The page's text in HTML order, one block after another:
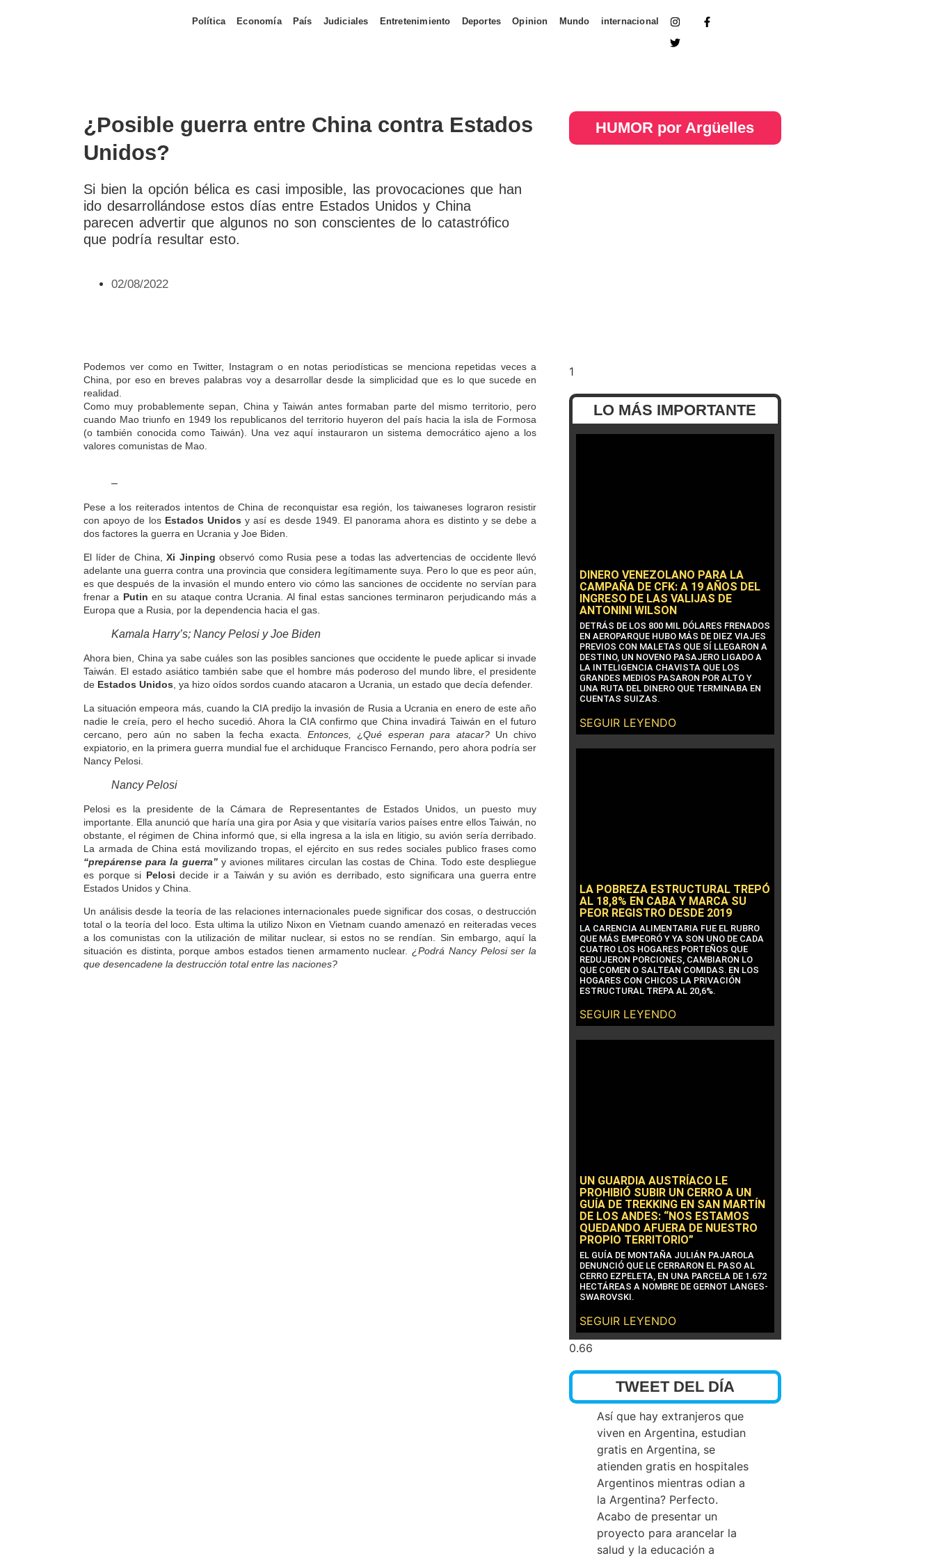
Política Economía País Judiciales Entretenimiento Deportes Opinion Mundo internacional
¿Posible guerra entre China contra Estados
Unidos?
Si bien la opción bélica es casi imposible, las provocaciones que han
ido desarrollándose estos días entre Estados Unidos y China
parecen advertir que algunos no son conscientes de lo catastrófico
que podría resultar esto.
02/08/2022
Podemos ver como en Twitter, Instagram o en notas periodísticas se menciona repetidas veces a
China, por eso en breves palabras voy a desarrollar desde la simplicidad que es lo que sucede en
realidad.
Como muy probablemente sepan, China y Taiwán antes formaban parte del mismo territorio, pero
cuando Mao triunfo en 1949 los republicanos del territorio huyeron del país hacia la isla de Formosa
(o también conocida como Taiwán). Una vez aquí instauraron un sistema democrático ajeno a los
valores comunistas de Mao.
–
Pese a los reiterados intentos de China de reconquistar esa región, los taiwaneses lograron resistir
con apoyo de los Estados Unidos y así es desde 1949. El panorama ahora es distinto y se debe a
dos factores la guerra en Ucrania y Joe Biden.
El líder de China,Xi Jinping observó como Rusia pese a todas las advertencias de occidente llevó
adelante una guerra contra una provincia que considera legítimamente suya. Pero lo que es peor aún,
es que después de la invasión el mundo entero vio cómo las sanciones de occidente no servían para
frenar a Putin en su ataque contra Ucrania. Al final estas sanciones terminaron perjudicando más a
Europa que a Rusia, por la dependencia hacia el gas.
Kamala Harry’s; Nancy Pelosi y Joe Biden
Ahora bien, China ya sabe cuáles son las posibles sanciones que occidente le puede aplicar si invade
Taiwán. El estado asiático también sabe que el hombre más poderoso del mundo libre, el presidente
de Estados Unidos , ya hizo oídos sordos cuando atacaron a Ucrania, un estado que decía defender.
La situación empeora más, cuando la CIA predijo la invasión de Rusia a Ucrania en enero de este año
nadie le creía, pero el hecho sucedió. Ahora la CIA confirmo que China invadirá Taiwán en el futuro
cercano, pero aún no saben la fecha exacta. Entonces, ¿Qué esperan para atacar?Un chivo
expiatorio, en la primera guerra mundial fue el archiduque Francisco Fernando, pero ahora podría ser
Nancy Pelosi.
Nancy Pelosi
Pelosi es la presidente de la Cámara de Representantes de Estados Unidos, un puesto muy
importante. Ella anunció que haría una gira por Asia y que visitaría varios países entre ellos Taiwán, no
obstante, el régimen de China informó que, si ella ingresa a la isla en litigio, su avión sería derribado.
La armada de China está movilizando tropas, el ejército en sus redes sociales publico frases como
“prepárense para la guerra” y aviones militares circulan las costas de China. Todo este despliegue
es porque si Pelosi decide ir a Taiwán y su avión es derribado, esto significara una guerra entre
Estados Unidos y China.
Un análisis desde la teoría de las relaciones internacionales puede significar dos cosas, o destrucción
total o la teoría del loco. Esta ultima la utilizo Nixon en Vietnam cuando amenazó en reiteradas veces
a los comunistas con la utilización de militar nuclear, si estos no se rendían. Sin embargo, aquí la
situación es distinta, porque ambos estados tienen armamento nuclear.¿Podrá Nancy Pelosi ser la
que desencadene la destrucción total entre las naciones?
HUMOR por Argüelles​
LO MÁS IMPORTANTE
DINERO VENEZOLANO PARA LA
CAMPAÑA DE CFK: A 19 AÑOS DEL
INGRESO DE LAS VALIJAS DE
ANTONINI WILSON
DETRÁS DE LOS 800 MIL DÓLARES FRENADOS
EN AEROPARQUE HUBO MÁS DE DIEZ VIAJES
PREVIOS CON MALETAS QUE SÍ LLEGARON A
DESTINO, UN NOVENO PASAJERO LIGADO A
LA INTELIGENCIA CHAVISTA QUE LOS
GRANDES MEDIOS PASARON POR ALTO Y
UNA RUTA DEL DINERO QUE TERMINABA EN
CUENTAS SUIZAS.
SEGUIR LEYENDO
LA POBREZA ESTRUCTURAL TREPÓ
AL 18,8% EN CABA Y MARCA SU
PEOR REGISTRO DESDE 2019
LA CARENCIA ALIMENTARIA FUE EL RUBRO
QUE MÁS EMPEORÓ Y YA SON UNO DE CADA
CUATRO LOS HOGARES PORTEÑOS QUE
REDUJERON PORCIONES, CAMBIARON LO
QUE COMEN O SALTEAN COMIDAS. EN LOS
HOGARES CON CHICOS LA PRIVACIÓN
ESTRUCTURAL TREPA AL 20,6%.
SEGUIR LEYENDO
UN GUARDIA AUSTRÍACO LE
PROHIBIÓ SUBIR UN CERRO A UN
GUÍA DE TREKKING EN SAN MARTÍN
DE LOS ANDES: “NOS ESTAMOS
QUEDANDO AFUERA DE NUESTRO
PROPIO TERRITORIO”
EL GUÍA DE MONTAÑA JULIÁN PAJAROLA
DENUNCIÓ QUE LE CERRARON EL PASO AL
CERRO EZPELETA, EN UNA PARCELA DE 1.672
HECTÁREAS A NOMBRE DE GERNOT LANGES-
SWAROVSKI.
SEGUIR LEYENDO
TWEET DEL DÍA
Así que hay extranjeros que
viven en Argentina, estudian
gratis en Argentina, se
atienden gratis en hospitales
Argentinos mientras odian a
la Argentina? Perfecto.
Acabo de presentar un
proyecto para arancelar la
salud y la educación a